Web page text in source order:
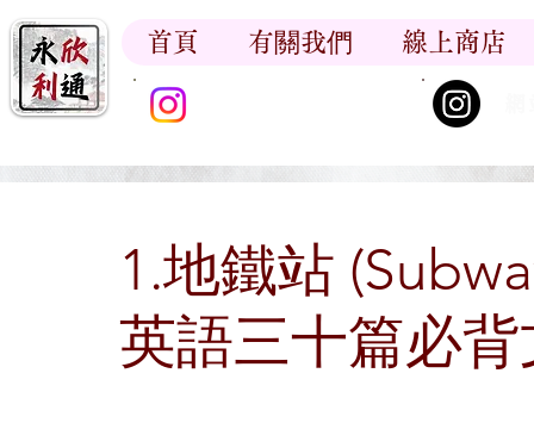
首頁 有關我們 線上商店
1.地鐵站
英語三十篇必